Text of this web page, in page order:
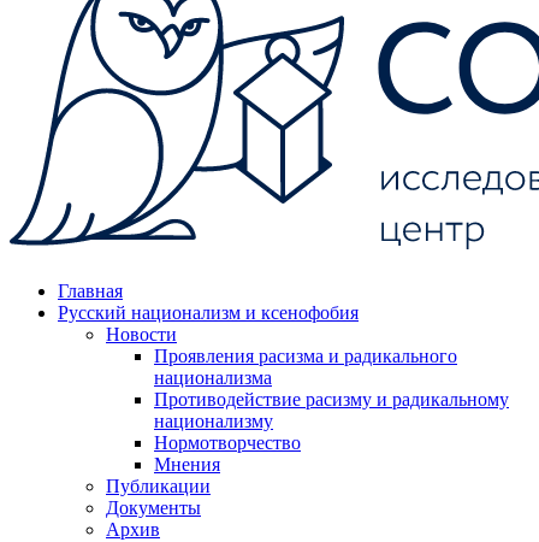
Главная
Русский национализм и ксенофобия
Новости
Проявления расизма и радикального
национализма
Противодействие расизму и радикальному
национализму
Нормотворчество
Мнения
Публикации
Документы
Архив